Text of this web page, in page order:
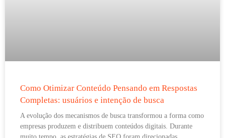
Como Otimizar Conteúdo Pensando em Respostas
Completas: usuários e intenção de busca
A evolução dos mecanismos de busca transformou a forma como
empresas produzem e distribuem conteúdos digitais. Durante